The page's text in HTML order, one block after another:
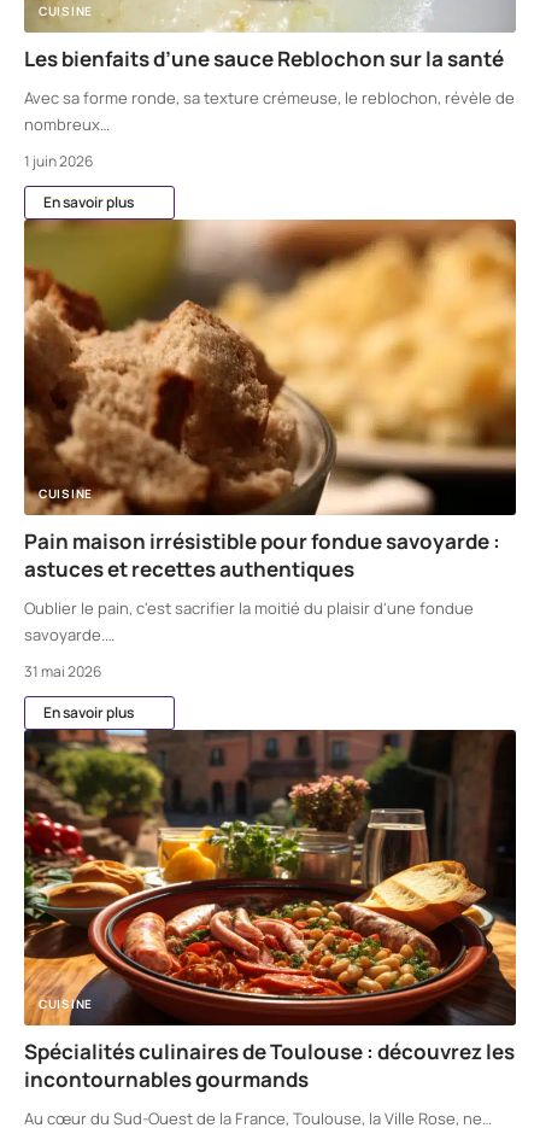
CUISINE
Les bienfaits d’une sauce Reblochon sur la santé
Avec sa forme ronde, sa texture crémeuse, le reblochon, révèle de
nombreux…
1 juin 2026
En savoir plus
CUISINE
Pain maison irrésistible pour fondue savoyarde :
astuces et recettes authentiques
Oublier le pain, c'est sacrifier la moitié du plaisir d'une fondue
savoyarde.…
31 mai 2026
En savoir plus
CUISINE
Spécialités culinaires de Toulouse : découvrez les
incontournables gourmands
Au cœur du Sud-Ouest de la France, Toulouse, la Ville Rose, ne…